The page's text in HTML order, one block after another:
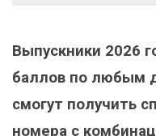
Выпускники 2026
баллов по любым
смогут получить
номера с